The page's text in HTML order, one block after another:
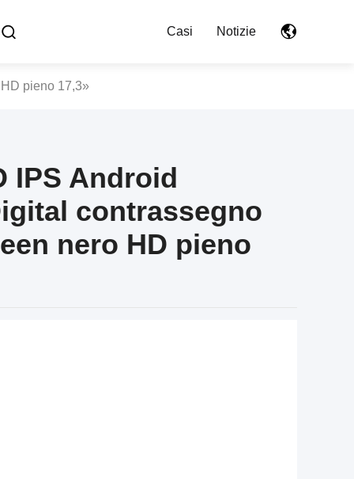
Casi Notizie
pieno 17,3»
IPS Android
contrassegno
nero HD pieno